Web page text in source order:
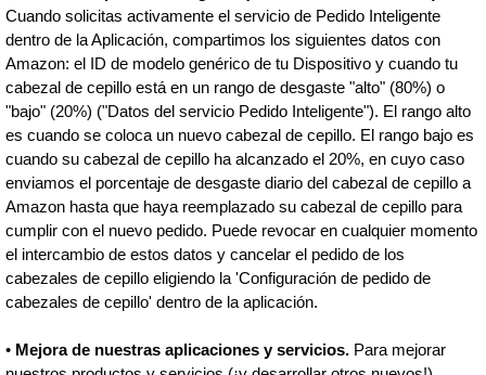
Cuando solicitas activamente el servicio de Pedido Inteligente
dentro de la Aplicación, compartimos los siguientes datos con
Amazon: el ID de modelo genérico de tu Dispositivo y cuando tu
cabezal de cepillo está en un rango de desgaste "alto" (80%) o
"bajo" (20%) ("Datos del servicio Pedido Inteligente"). El rango alto
es cuando se coloca un nuevo cabezal de cepillo. El rango bajo es
cuando su cabezal de cepillo ha alcanzado el 20%, en cuyo caso
enviamos el porcentaje de desgaste diario del cabezal de cepillo a
Amazon hasta que haya reemplazado su cabezal de cepillo para
cumplir con el nuevo pedido. Puede revocar en cualquier momento
el intercambio de estos datos y cancelar el pedido de los
cabezales de cepillo eligiendo la 'Configuración de pedido de
cabezales de cepillo' dentro de la aplicación.
• Mejora de nuestras aplicaciones y servicios. Para mejorar